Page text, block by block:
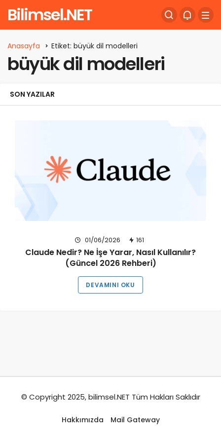
Bilimsel.NET
Anasayfa Etiket: büyük dil modelleri
büyük dil modelleri
SON YAZILAR
01/06/2026 161
Claude Nedir? Ne İşe Yarar, Nasıl Kullanılır?
(Güncel 2026 Rehberi)
DEVAMINI OKU
© Copyright 2025, bilimsel.NET Tüm Hakları Saklıdır
Hakkımızda Mail Gateway